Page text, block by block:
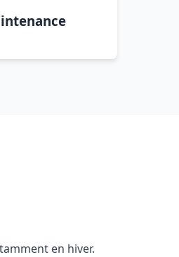
en hiver.